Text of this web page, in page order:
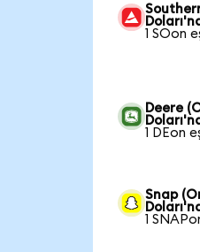
1 SOon
Deere
1 DEon
Snap
1